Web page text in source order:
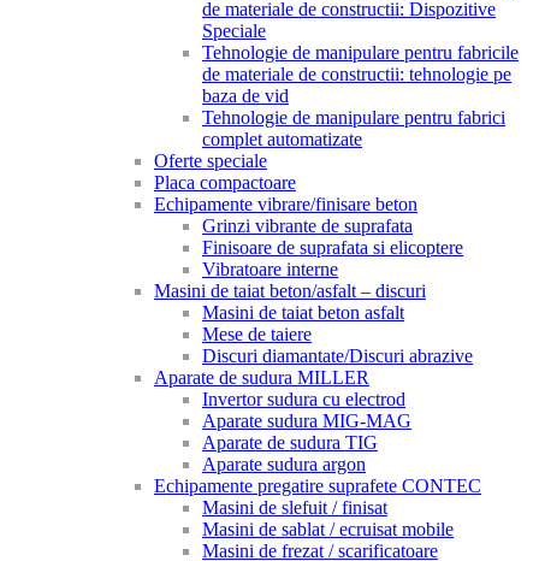
de materiale de constructii: Dispozitive
Speciale
Tehnologie de manipulare pentru fabricile
de materiale de constructii: tehnologie pe
baza de vid
Tehnologie de manipulare pentru fabrici
complet automatizate
Oferte speciale
Placa compactoare
Echipamente vibrare/finisare beton
Grinzi vibrante de suprafata
Finisoare de suprafata si elicoptere
Vibratoare interne
Masini de taiat beton/asfalt – discuri
Masini de taiat beton asfalt
Mese de taiere
Discuri diamantate/Discuri abrazive
Aparate de sudura MILLER
Invertor sudura cu electrod
Aparate sudura MIG-MAG
Aparate de sudura TIG
Aparate sudura argon
Echipamente pregatire suprafete CONTEC
Masini de slefuit / finisat
Masini de sablat / ecruisat mobile
Masini de frezat / scarificatoare